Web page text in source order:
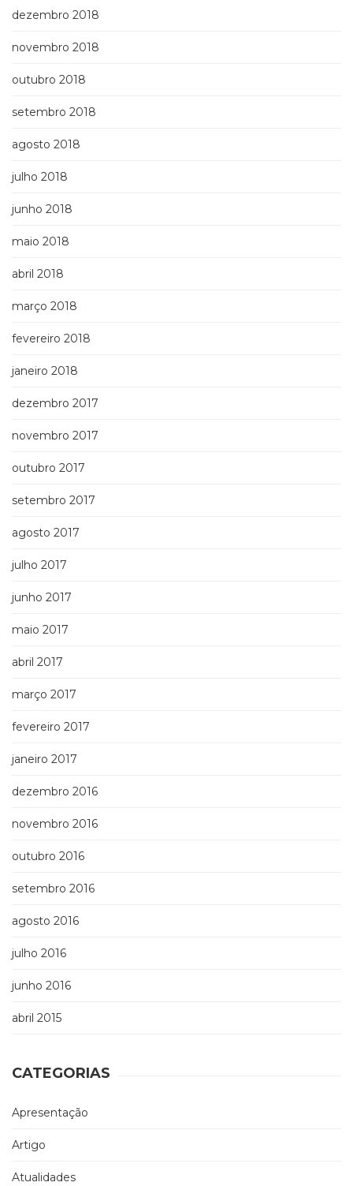
dezembro 2018
novembro 2018
outubro 2018
setembro 2018
agosto 2018
julho 2018
junho 2018
maio 2018
abril 2018
março 2018
fevereiro 2018
janeiro 2018
dezembro 2017
novembro 2017
outubro 2017
setembro 2017
agosto 2017
julho 2017
junho 2017
maio 2017
abril 2017
março 2017
fevereiro 2017
janeiro 2017
dezembro 2016
novembro 2016
outubro 2016
setembro 2016
agosto 2016
julho 2016
junho 2016
abril 2015
CATEGORIAS
Apresentação
Artigo
Atualidades